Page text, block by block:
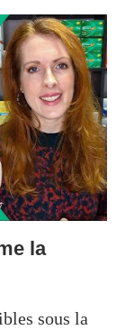
la
sous la